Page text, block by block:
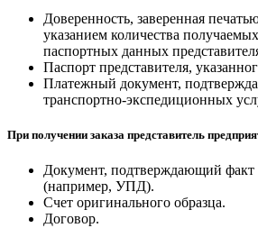
Доверенность, заверенная
указанием количества
паспортных данных
Паспорт представителя,
Платежный документ,
транспортно-экспедиционных
При получении заказа представитель
Документ, подтверждающий факт
(например, УПД).
Счет оригинального образца.
Договор.